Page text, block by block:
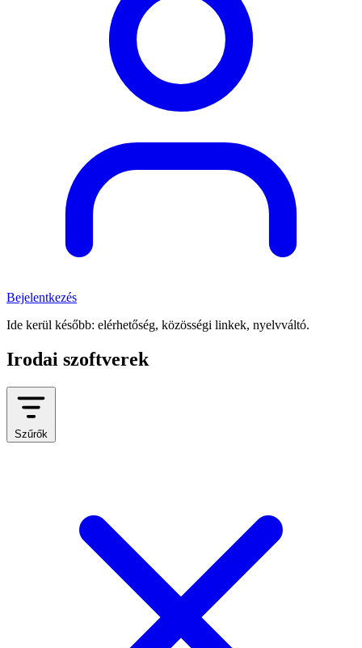
Bejelentkezés
Ide kerül később: elérhetőség, közösségi linkek, nyelvváltó.
Irodai szoftverek
Szűrők